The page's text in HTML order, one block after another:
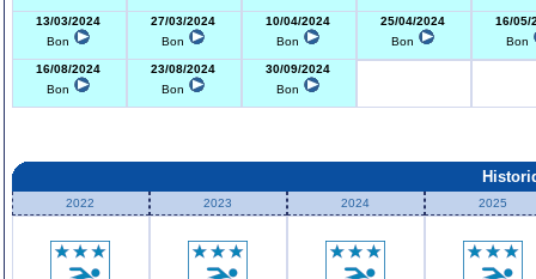
13/03/2024
Bon
27/03/2024
Bon
10/04/2024
Bon
25/04/2024
Bon
16/05/
Bon
16/08/2024
Bon
23/08/2024
Bon
30/09/2024
Bon
2022 2023 2024 2025